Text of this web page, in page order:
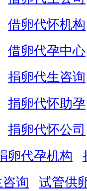
借卵代怀机构
借卵代孕中心
捐卵代生咨询
捐卵代怀助孕
捐卵代怀公司
卵代孕机构
询
试管供